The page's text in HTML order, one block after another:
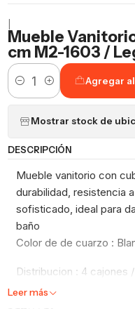
Mueble
cm M2-1603 /
Cantidad
Agregar
Mostrar stock de
DESCRIPCIÓN
Mueble vanitorio con
durabilidad, resistencia
sofisticado, ideal para
baño
Color de de cuarzo :
Distribucion : 4 cajones
Leer más